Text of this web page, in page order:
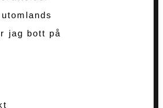
jag bott på